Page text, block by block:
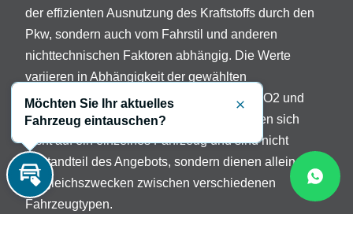
der effizienten Ausnutzung des Kraftstoffs durch den
Pkw, sondern auch vom Fahrstil und anderen
nichttechnischen Faktoren abhängig. Die Werte
variieren in Abhängigkeit der gewählten
Sonderausstattungen. Beschreibung der CO2 und
Verbrauchsangaben: Die Angaben beziehen sich
nicht auf ein einzelnes Fahrzeug und sind nicht
Bestandteil des Angebots, sondern dienen allein
Vergleichszwecken zwischen verschiedenen
Fahrzeugtypen.
Inzahlungnahme
Möchten Sie Ihr aktuelles
Fahrzeug eintauschen?
Schließen